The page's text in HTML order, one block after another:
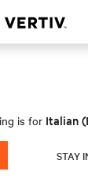
is for Italian
STAY